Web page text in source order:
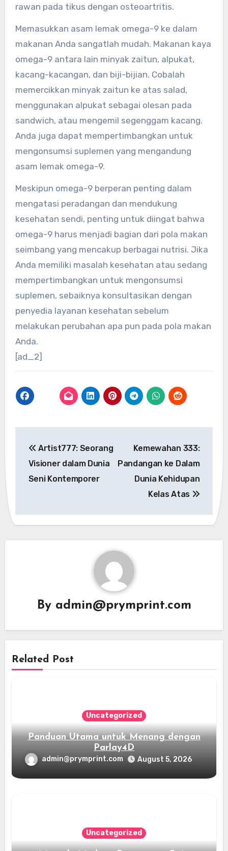
rawan pada tikus dengan osteoartritis.
Memasukkan asam lemak omega-9 ke dalam
makanan Anda sangatlah mudah. Makanan kaya
omega-9 antara lain minyak zaitun, alpukat,
kacang-kacangan, dan biji-bijian. Cobalah
memercikkan minyak zaitun ke atas salad,
menggunakan alpukat sebagai olesan pada
sandwich, atau mengemil segenggam kacang.
Anda juga dapat mempertimbangkan untuk
mengonsumsi suplemen yang mengandung
asam lemak omega-9.
Meskipun omega-9 berperan penting dalam
mengatasi peradangan dan mendukung
kesehatan sendi, penting untuk diingat bahwa
omega-9 harus menjadi bagian dari pola makan
seimbang yang mencakup berbagai nutrisi. Jika
Anda memiliki masalah kesehatan atau sedang
mempertimbangkan untuk mengonsumsi
suplemen, sebaiknya konsultasikan dengan
penyedia layanan kesehatan sebelum
melakukan perubahan apa pun pada pola makan
Anda.
[ad_2]
navigation
Artist777: Seorang
Visioner dalam Dunia
Seni Kontemporer
Kemewahan 333:
Pandangan ke Dalam
Dunia Kehidupan
Kelas Atas
By admin@prymprint.com
Related Post
Uncategorized
Panduan Utama untuk Menang dengan
Parlay4D
admin@prymprint.com August 5, 2026
Uncategorized